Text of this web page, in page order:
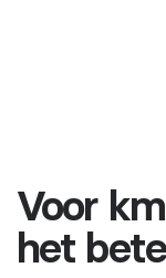
Voor
het